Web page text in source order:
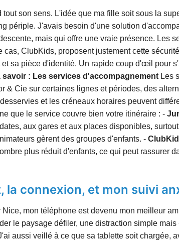
son sens. L'idée que ma fille soit sous la
périple. J'avais besoin d'une solution
mais qui offre une vraie présence. Les
cas, ClubKids, proposent justement cette
sa pièce d'identité. Un rapide coup d'œil pour
savoir : Les services d'accompagnement Les
& Cie sur certaines lignes et périodes, des
et les créneaux horaires peuvent
que le service couvre bien votre itinéraire : -
aux gares et aux places disponibles,
gèrent des groupes d'enfants. -
plus réduit d'enfants, ce qui peut rassurer
la connexion, et mon suivi
mon téléphone est devenu mon meilleur
le paysage défiler, une distraction simple
aussi veillé à ce que sa tablette soit chargée,